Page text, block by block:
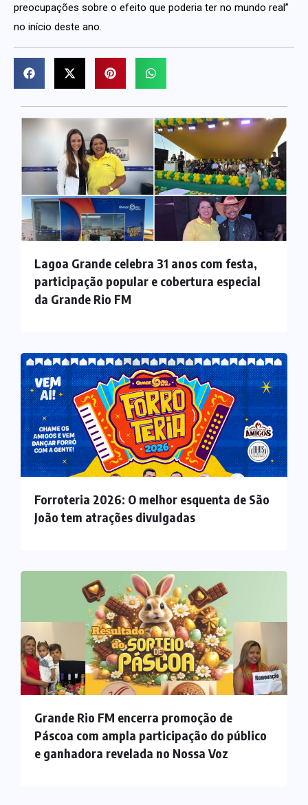
preocupações sobre o efeito que poderia ter no mundo real”
no início deste ano.
Lagoa Grande celebra 31 anos com festa,
participação popular e cobertura especial
da Grande Rio FM
Forroteria 2026: O melhor esquenta de São
João tem atrações divulgadas
Grande Rio FM encerra promoção de
Páscoa com ampla participação do público
e ganhadora revelada no Nossa Voz